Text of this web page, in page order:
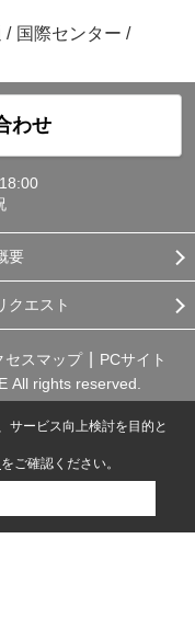
/ 国際センター /
わせ
要
クエスト
セスマップ
PCサイト
All rights reserved.
サービス向上検討を目的と
をご確認ください。